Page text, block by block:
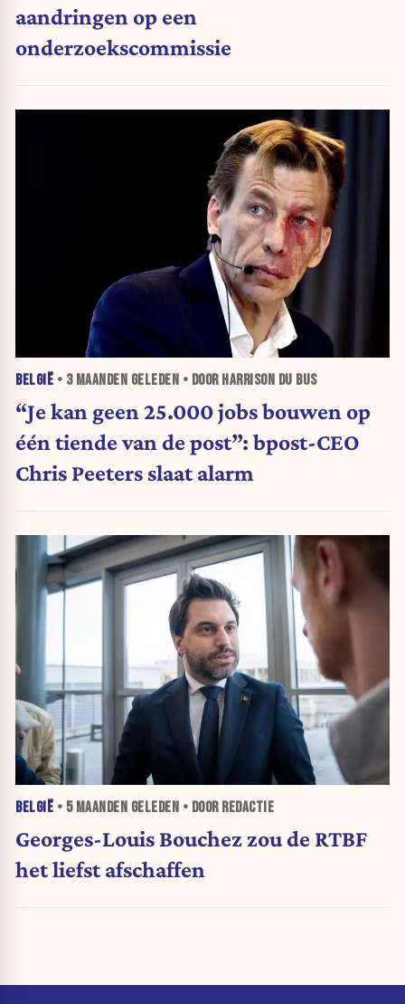
aandringen op een
onderzoekscommissie
BELGIË • 3 MAANDEN GELEDEN • DOOR HARRISON DU BUS
“Je kan geen 25.000 jobs bouwen op
één tiende van de post”: bpost-CEO
Chris Peeters slaat alarm
BELGIË • 5 MAANDEN GELEDEN • DOOR REDACTIE
Georges-Louis Bouchez zou de RTBF
het liefst afschaffen